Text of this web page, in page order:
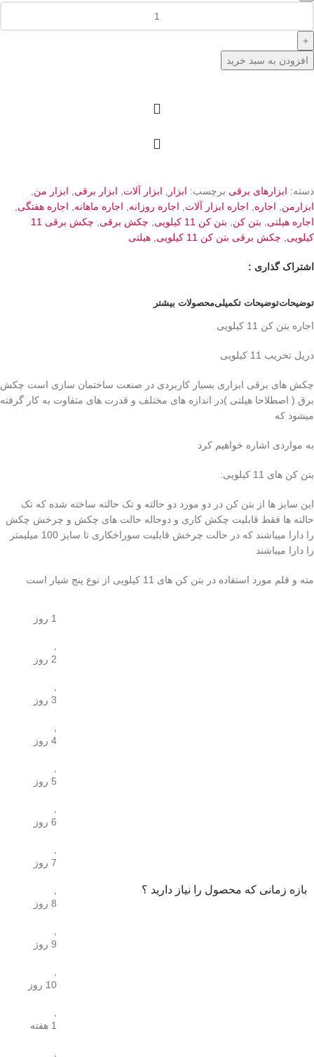
افزودن به سبد خرید
دسته: ابزارهای برقی برچسب: ابزار ابزار آلات ابزار برقی ابزار من
ابزارمن
اجاره اجاره ابزار آلات اجاره روزانه اجاره ماهانه اجاره هفتگی
اجاره هیلتی
بتن کن بتن کن 11 کیلویی چکش برقی
چکش برقی 11
کیلویی
چکش برقی بتن کن 11 کیلویی هیلتی
اشتراک گذاری :
توضیحاتتوضیحات تکمیلیمحصولات بیشتر
اجاره بتن کن 11 کیلویی
دریل تخریب 11 کیلویی
چکش های برقی ابزاری بسیار کاربردی در صنعت ساختمان سازی است چکش
برق ( اصطلاحا هیلتی )در اندازه های مختلف و قدرت های متفاوت به کار گرفته
میشود که
به مواردی اشاره خواهیم کرد
بتن کن های 11 کیلویی:
این سایز ها از بتن کن در دو مورد دو حالته و تک حالته ساخته شده که تک
حالته ها فقط قابلیت چکش کاری و دوحاله حالت های چکش و چرخش چکش
را دارا میباشند که در حالت چرخش قابلیت سوراخکاری تا سایز 100 میلیمتر
را دارا میباشند
مته و قلم مورد استفاده در بتن کن های 11 کیلویی از نوع پنج شیار است
بازه زمانی که محصول را نیاز دارید ؟
1 روز
2 روز
3 روز
4 روز
5 روز
6 روز
7 روز
8 روز
9 روز
10 روز
1 هفته